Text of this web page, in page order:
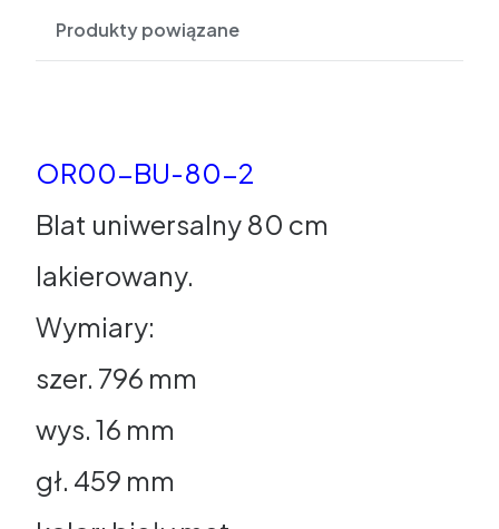
Produkty powiązane
OR00-BU-80-2
Blat uniwersalny 80 cm
lakierowany.
Wymiary:
szer. 796 mm
wys. 16 mm
gł. 459 mm